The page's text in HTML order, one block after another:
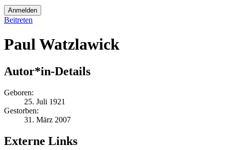
Anmelden
Beitreten
Paul Watzlawick
Autor*in-Details
Geboren:
25. Juli 1921
Gestorben:
31. März 2007
Externe Links